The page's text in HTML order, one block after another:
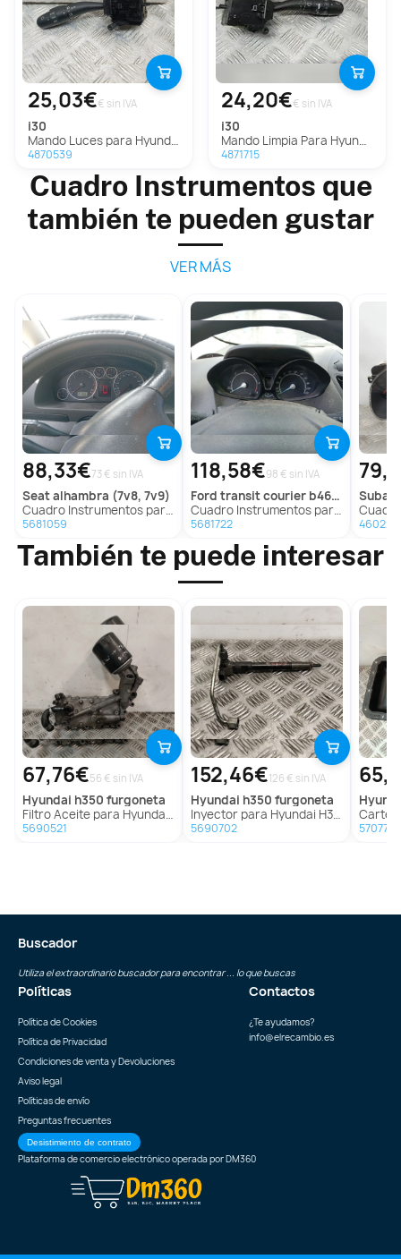
25,03€€ sin IVA
i30
Mando Luces para Hyundai I30
4870539
24,20€€ sin IVA
i30
Mando Limpia Para Hyundai I30
4871715
Cuadro Instrumentos que
también te pueden gustar
VER MÁS
88,33€73 € sin IVA
seatalhambra (7v8, 7v9)
Cuadro Instrumentos para Seat Alhambra (7V8, 7V9)
5681059
118,58€98 € sin IVA
ford transit courier b460 furgoneta/monovolumen
Cuadro Instrumentos para Ford Transit Courier B460 Furgoneta/Monovolumen
5681722
subaru
Cuadro
También te puede interesar
67,76€56 € sin IVA
hyundai h350 furgoneta
Filtro Aceite para Hyundai H350 Furgoneta
5690521
152,46€126 € sin IVA
hyundai h350 furgoneta
Inyector para Hyundai H350 Furgoneta
5690702
Carter
5707718
Buscador
Utiliza el extraordinario buscador para encontrar ... lo que buscas
Políticas
Política de Cookies
Política de Privacidad
Condiciones de venta y Devoluciones
Aviso legal
Políticas de envío
Preguntas frecuentes
Desistimiento de contrato
Contactos
¿Te ayudamos?
info@elrecambio.es
Plataforma de comercio electrónico operada porDM360